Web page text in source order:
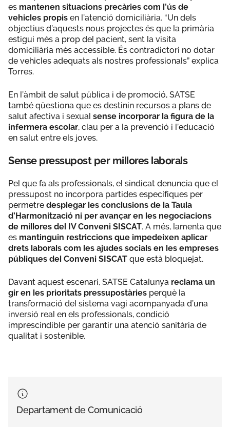
es mantenen situacions precàries com l’ús de
vehicles propis en l’atenció domiciliària. “Un dels
objectius d’aquests nous projectes és que la primària
estigui més a prop del pacient, sent la visita
domiciliària més accessible. És contradictori no dotar
de vehicles adequats als nostres professionals” explica
Torres.
En l’àmbit de salut pública i de promoció, SATSE
també qüestiona que es destinin recursos a plans de
salut afectiva i sexual sense incorporar la figura de la
infermera escolar, clau per a la prevenció i l’educació
en salut entre els joves.
Sense pressupost per millores laborals
Pel que fa als professionals, el sindicat denuncia que el
pressupost no incorpora partides específiques per
permetre desplegar les conclusions de la Taula
d’Harmonització ni per avançar en les negociacions
de millores del IV Conveni SISCAT. A més, lamenta que
es mantinguin restriccions que impedeixen aplicar
drets laborals com les ajudes socials en les empreses
públiques del Conveni SISCAT que està bloquejat.
Davant aquest escenari, SATSE Catalunya reclama un
gir en les prioritats pressupostàries perquè la
transformació del sistema vagi acompanyada d’una
inversió real en els professionals, condició
imprescindible per garantir una atenció sanitària de
qualitat i sostenible.
Departament de Comunicació